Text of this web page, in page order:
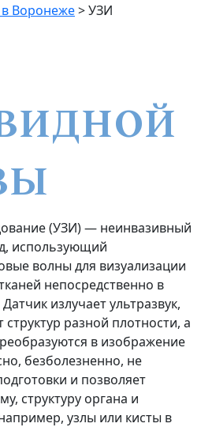
Воронеже>УЗИ
(УЗИ) — неинвазивный
использующий
волны для визуализации
непосредственно в
излучает ультразвук,
разной плотности, а
в изображение
безболезненно, не
и позволяет
структуру органа и
узлы или кисты в